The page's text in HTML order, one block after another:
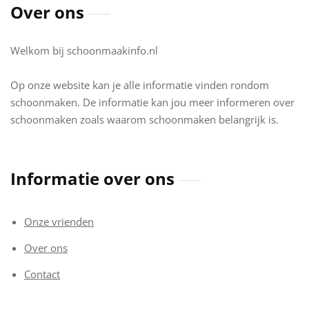
Over ons
Welkom bij schoonmaakinfo.nl
Op onze website kan je alle informatie vinden rondom
schoonmaken. De informatie kan jou meer informeren over
schoonmaken zoals waarom schoonmaken belangrijk is.
Informatie over ons
Onze vrienden
Over ons
Contact